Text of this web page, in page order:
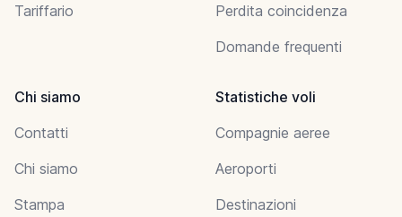
Tariffario
Perdita coincidenza
Domande frequenti
Chi siamo
Contatti
Chi siamo
Stampa
Statistiche voli
Compagnie aeree
Aeroporti
Destinazioni